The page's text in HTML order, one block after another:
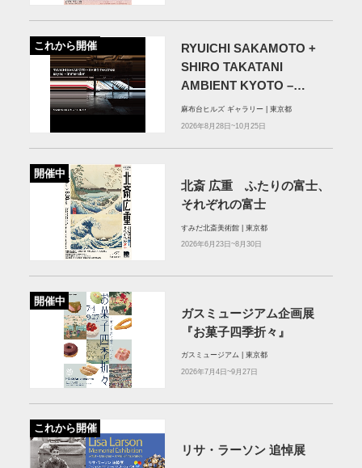
これから開催
RYUICHI SAKAMOTO +
SHIRO TAKATANI
AMBIENT KYOTO –
TOKYO
麻布台ヒルズ ギャラリー | 東京都
2026年8月28日~10月25日
開催中
北斎 広重 ふたりの富士、
それぞれの富士
すみだ北斎美術館 | 東京都
2026年6月23日~8月30日
開催中
ガスミュージアム企画展
『お菓子四季折々』
ガスミュージアム | 東京都
2026年7月4日~9月27日
これから開催
リサ・ラーソン 追悼展